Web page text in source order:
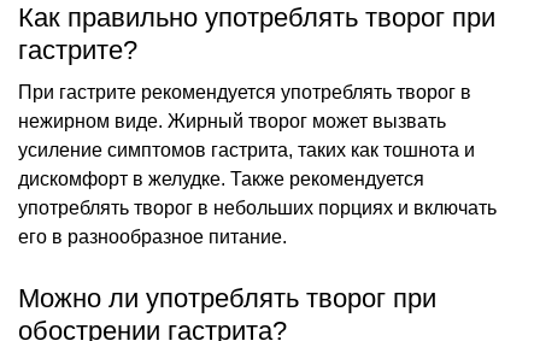
Как правильно употреблять творог при
гастрите?
При гастрите рекомендуется употреблять творог в
нежирном виде. Жирный творог может вызвать
усиление симптомов гастрита, таких как тошнота и
дискомфорт в желудке. Также рекомендуется
употреблять творог в небольших порциях и включать
его в разнообразное питание.
Можно ли употреблять творог при
обострении гастрита?